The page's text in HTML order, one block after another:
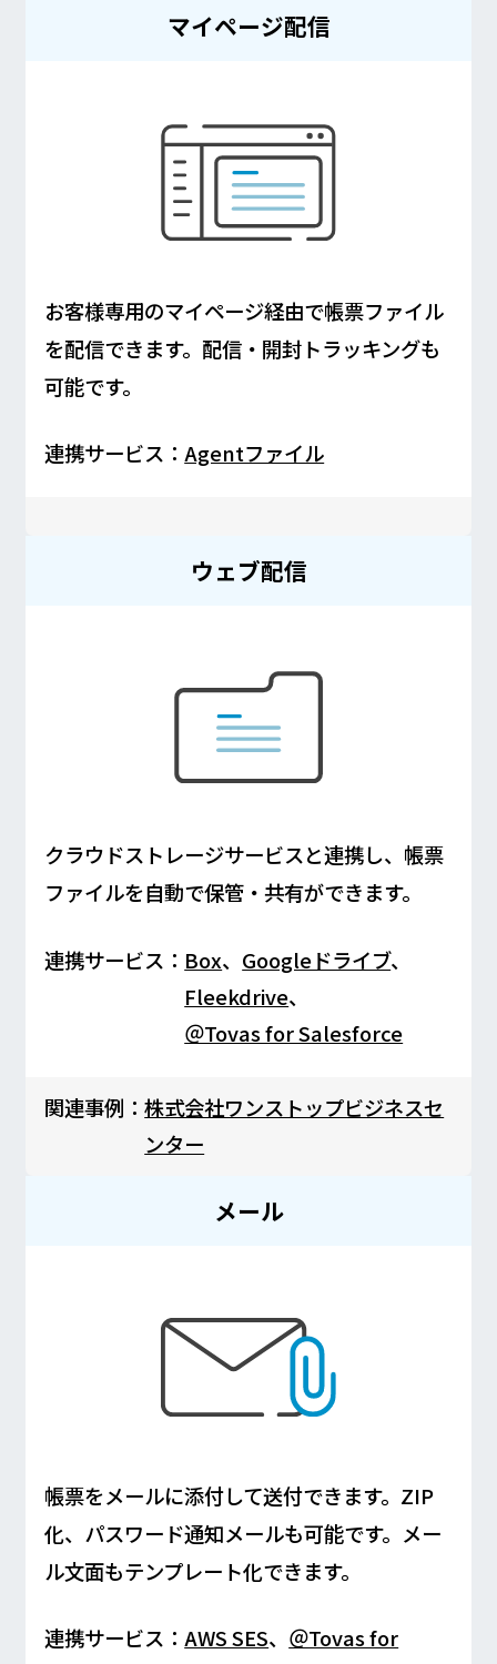
マイページ配信
お客様専用のマイページ経由で帳票ファイル
を配信できます。配信・開封トラッキングも
可能です。
連携サービス：Agentファイル
ウェブ配信
クラウドストレージサービスと連携し、帳票
ファイルを自動で保管・共有ができます。
連携サービス： Box、 Googleドライブ、
Fleekdrive、
＠Tovas for Salesforce
関連事例：株式会社ワンストップビジネスセ
ンター
メール
帳票をメールに添付して送付できます。ZIP
化、パスワード通知メールも可能です。メー
ル文面もテンプレート化できます。
連携サービス：AWS SES、 ＠Tovas for